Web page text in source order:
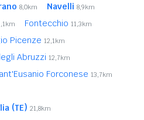
8,0km Navelli 8,9km
Fontecchio 11,3km
Picenze 12,1km
Abruzzi 12,7km
Forconese 13,7km
(TE) 21,8km